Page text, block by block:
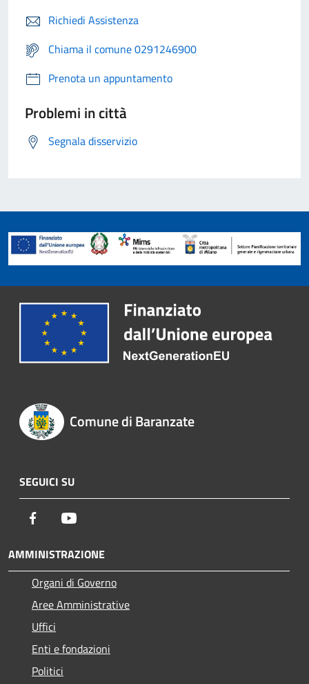
Richiedi Assistenza
Chiama il comune 0291246900
Prenota un appuntamento
Problemi in città
Segnala disservizio
Comune di Baranzate
SEGUICI SU
Facebook
AMMINISTRAZIONE
Organi di Governo
Aree Amministrative
Uffici
Enti e fondazioni
Politici